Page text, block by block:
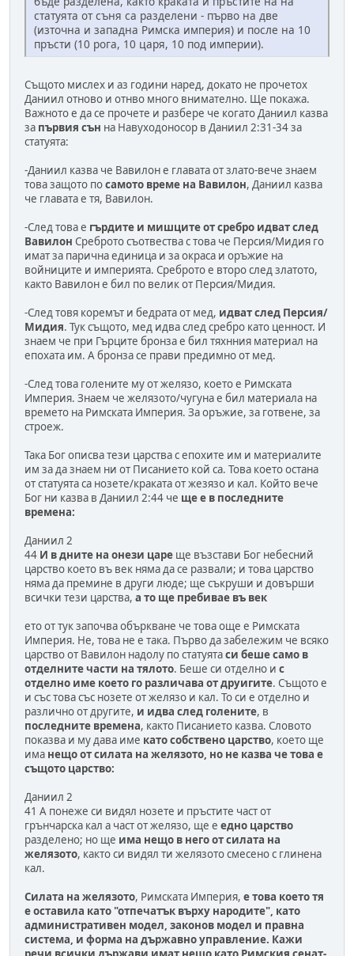
статуята от съня са разделени - първо на две
(източна и западна Римска империя) и после на 10
пръсти (10 рога, 10 царя, 10 под империи).
Същото мислех и аз години наред, докато не прочетох
Даниил отново и отнво много внимателно. Ще покажа.
Важното е да се прочете и разбере че когато Даниил казва
за първия сън на Навуходоносор в Даниил 2:31-34 за
статуята:
-Даниил казва че Вавилон е главата от злато-вече знаем
това защото посамото време на Вавилон, Даниил казва
че главата е тя, Вавилон.
-След това е гърдите и мишците от сребро идват след
Вавилон Среброто съотвества с това че Персия/Мидия го
имат за парична единица и за окраса и оръжие на
войниците и империята. Среброто е второ след златото,
както Вавилон е бил по велик от Персия/Мидия.
-След товя коремът и бедрата от мед, идват след Персия/
Мидия. Тук същото, мед идва след сребро като ценност. И
знаем че при Гърците бронза е бил тяхнния материал на
епохата им. А бронза се прави предимно от мед.
-След това голените му от желязо, което е Римската
Империя. Знаем че желязото/чугуна е бил материала на
времето на Римската Империя. За оръжие, за готвене, за
строеж.
Така Бог описва тези царства с епохите им и материалите
им за да знаем ни от Писанието кой са. Това което остана
от статуята са нозете/краката от жезязо и кал. Който вече
Бог ни казва в Даниил 2:44 че ще е в последните
времена:
Даниил 2
44 И в дните на онези царе ще възстави Бог небесний
царство което въ век няма да се развали; и това царство
няма да премине в други люде; ще съкруши и довърши
всички тези царства, а то ще пребивае въ век
ето от тук започва объркване че това още е Римската
Империя. Не, това не е така. Първо да забележим че всяко
царство от Вавилон надолу по статуятаси беше само в
отделните части на тялото. Беше си отделно и с
отделно име което го различава от друигите. Същото е
и със това със нозете от желязо и кал. То си е отделно и
различно от другите, и идва след голените, в
последните времена, както Писанието казва. Словото
показва и му дава име като собствено царство, което ще
има нещо от силата на желязото, но не казва че това е
същото царство:
Даниил 2
41 А понеже си видял нозете и пръстите част от
грънчарска кал а част от желязо, ще е едно царство
разделено; но ще има нещо в него от силата на
желязото, както си видял ти желязото смесено с глинена
кал.
Силата на желязото, Римската Империя, е това което тя
е оставила като "отпечатък върху народите", като
административен модел, законов модел и правна
система, и форма на държавно управление. Кажи